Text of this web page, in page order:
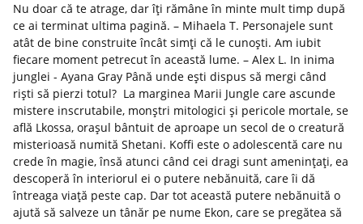
Nu doar că te atrage, dar îți rămâne în minte mult timp după
ce ai terminat ultima pagină. – Mihaela T. Personajele sunt
atât de bine construite încât simți că le cunoști. Am iubit
fiecare moment petrecut în această lume. – Alex L. In inima
junglei - Ayana Gray Până unde eşti dispus să mergi când
rişti să pierzi totul? La marginea Marii Jungle care ascunde
mistere inscrutabile, monştri mitologici şi pericole mortale, se
află Lkossa, orașul bântuit de aproape un secol de o creatură
misterioasă numită Shetani. Koffi este o adolescentă care nu
crede în magie, însă atunci când cei dragi sunt amenințați, ea
descoperă în interiorul ei o putere nebănuită, care îi dă
întreaga viață peste cap. Dar tot această putere nebănuită o
ajută să salveze un tânăr pe nume Ekon, care se pregătea să